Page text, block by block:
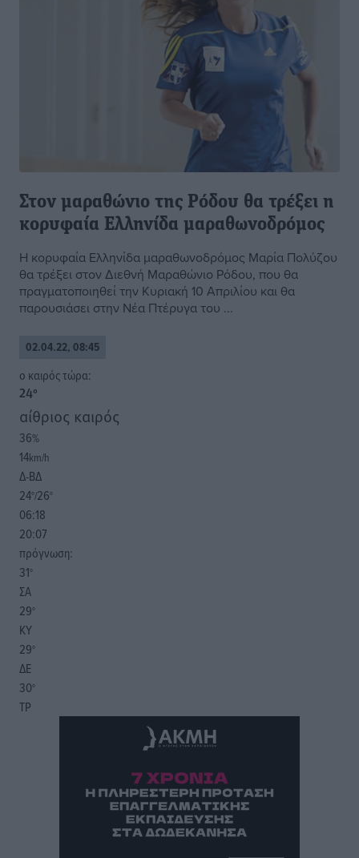
Στον μαραθώνιο της Ρόδου θα τρέξει η
κορυφαία Ελληνίδα μαραθωνοδρόμος
H κορυφαία Ελληνίδα μαραθωνοδρόμος Μαρία Πολύζου
θα τρέξει στον Διεθνή Μαραθώνιο Ρόδου, που θα
πραγματοποιηθεί την Κυριακή 10 Απριλίου και θα
παρουσιάσει στην Νέα Πτέρυγα του ...
02.04.22, 08:45
o καιρός τώρα:
24°
αίθριος καιρός
36%
14km/h
Δ-ΒΔ
24°/26°
06:18
20:07
πρόγνωση:
31°
ΣΑ
29°
ΚΥ
29°
ΔΕ
30°
ΤΡ